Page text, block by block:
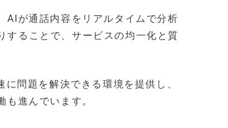
AIが通話内容をリアルタイムで分析
することで、サービスの均一化と質
問題を解決できる環境を提供し、
進んでいます。